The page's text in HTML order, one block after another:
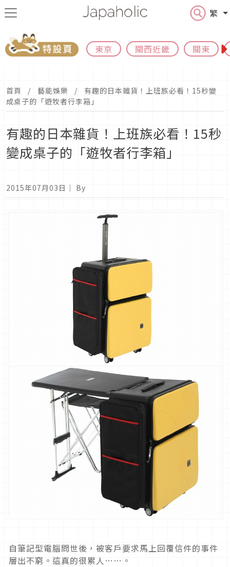
繁
東京 關西近畿 關東
首頁 藝能娛樂
有趣的日本雜貨！上班族必看！15秒變
成桌子的「遊牧者行李箱」
有趣的日本雜貨！上班族必看！15秒
變成桌子的「遊牧者行李箱」
2015年07月03日 ｜ By
自筆記型電腦問世後，被客戶要求馬上回覆信件的事件
層出不窮。這真的很累人……。